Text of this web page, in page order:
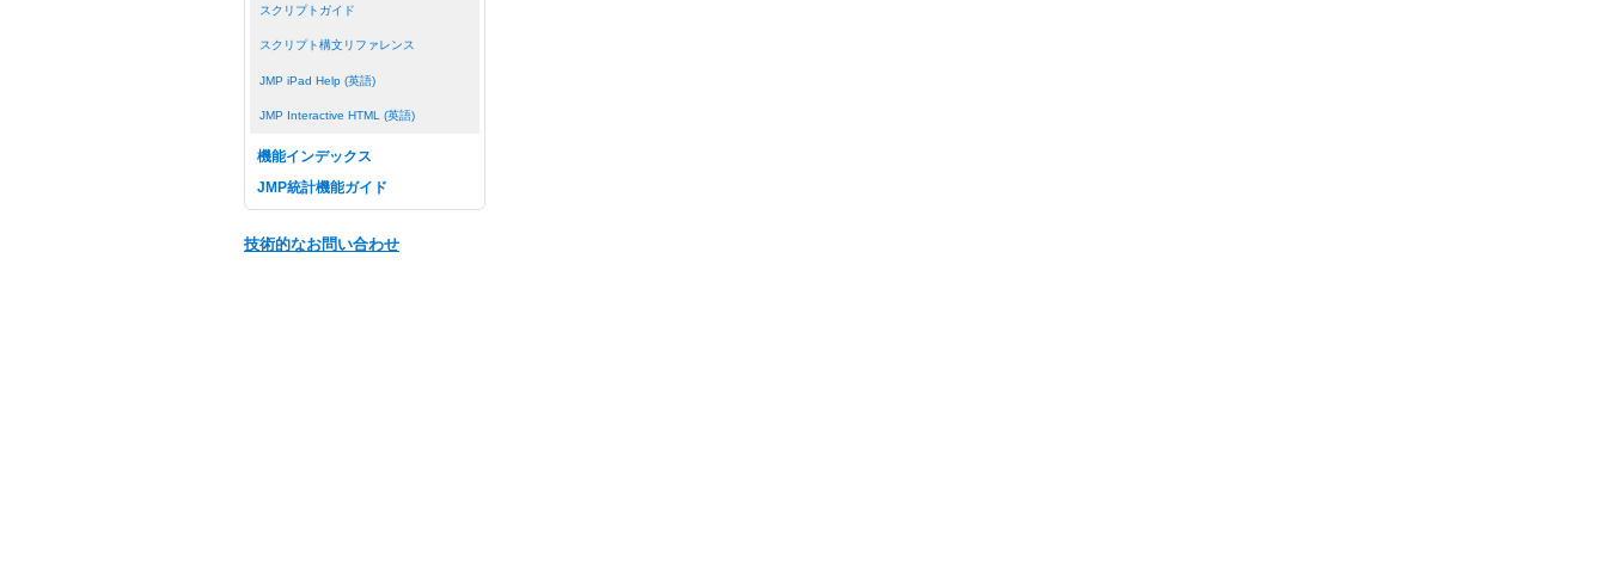
スクリプトガイド
スクリプト構文リファレンス
JMP iPad Help (英語)
JMP Interactive HTML (英語)
機能インデックス
JMP統計機能ガイド
技術的なお問い合わせ